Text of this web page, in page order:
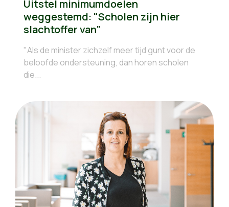
Uitstel minimumdoelen
weggestemd: "Scholen zijn hier
slachtoffer van"
"Als de minister zichzelf meer tijd gunt voor de
beloofde ondersteuning, dan horen scholen
die...